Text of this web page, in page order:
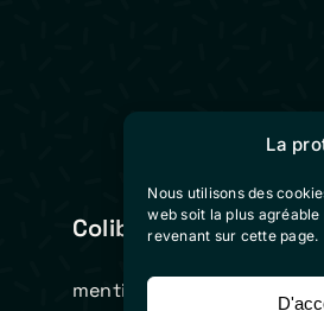
La
Nous utilisons des
web soit la plus
revenant sur cette page.
Colibri Vidéo
mentions légales